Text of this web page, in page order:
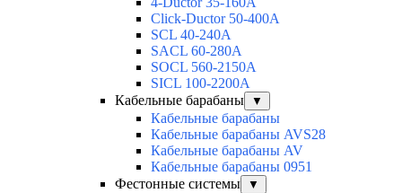
Click-Ductor 50-400А
SCL 40-240А
SACL 60-280А
SOCL 560-2150А
SICL 100-2200А
Кабельные барабаны
▼
Кабельные барабаны
Кабельные барабаны AVS28
Кабельные барабаны AV
Кабельные барабаны 0951
Фестонные системы
▼